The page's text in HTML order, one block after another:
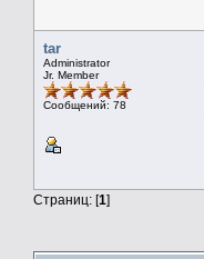
tar
Administrator
Jr. Member
Сообщений: 78
Страниц: [1]